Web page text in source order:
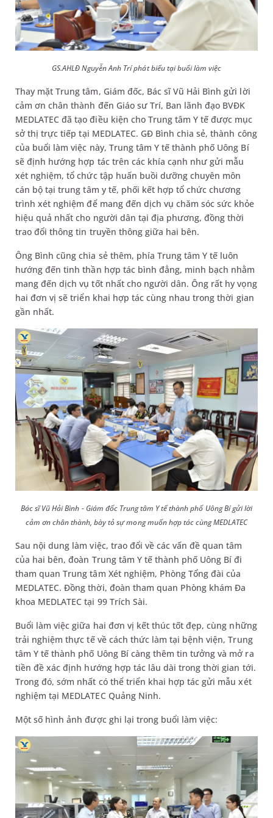
GS.AHLĐ Nguyễn Anh Trí phát biểu tại buổi làm việc
Thay mặt Trung tâm, Giám đốc, Bác sĩ Vũ Hải Bình gửi lời
cảm ơn chân thành đến Giáo sư Trí, Ban lãnh đạo BVĐK
MEDLATEC đã tạo điều kiện cho Trung tâm Y tế được mục
sở thị trực tiếp tại MEDLATEC. GĐ Bình chia sẻ, thành công
của buổi làm việc này, Trung tâm Y tế thành phố Uông Bí
sẽ định hướng hợp tác trên các khía cạnh như gửi mẫu
xét nghiệm, tổ chức tập huấn buồi dưỡng chuyên môn
cán bộ tại trung tâm y tế, phối kết hợp tổ chức chương
trình xét nghiệm để mang đến dịch vụ chăm sóc sức khỏe
hiệu quả nhất cho người dân tại địa phương, đồng thời
trao đổi thông tin truyền thông giữa hai bên.
Ông Bình cũng chia sẻ thêm, phía Trung tâm Y tế luôn
hướng đến tinh thần hợp tác bình đẳng, minh bạch nhằm
mang đến dịch vụ tốt nhất cho người dân. Ông rất hy vọng
hai đơn vị sẽ triển khai hợp tác cùng nhau trong thời gian
gần nhất.
Bác sĩ Vũ Hải Bình - Giám đốc Trung tâm Y tế thành phố Uông Bí gửi lời
cảm ơn chân thành, bày tỏ sự mong muốn hợp tác cùng MEDLATEC
Sau nội dung làm việc, trao đổi về các vấn đề quan tâm
của hai bên, đoàn Trung tâm Y tế thành phố Uông Bí đi
tham quan Trung tâm Xét nghiệm, Phòng Tổng đài của
MEDLATEC. Đồng thời, đoàn tham quan Phòng khám Đa
khoa MEDLATEC tại 99 Trích Sài.
Buổi làm việc giữa hai đơn vị kết thúc tốt đẹp, cùng những
trải nghiệm thực tế về cách thức làm tại bệnh viện, Trung
tâm Y tế thành phố Uông Bí càng thêm tin tưởng và mở ra
tiền đề xác định hướng hợp tác lâu dài trong thời gian tới.
Trong đó, sớm nhất có thể triển khai hợp tác gửi mẫu xét
nghiệm tại MEDLATEC Quảng Ninh.
Một số hình ảnh được ghi lại trong buổi làm việc: